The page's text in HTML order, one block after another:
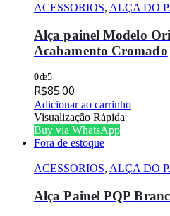
ACESSORIOS, ALÇA DO
Alça painel Modelo
Acabamento Cromado
0de 5
R$85.00
Adicionar ao carrinho
Visualização Rápida
Buy via WhatsApp
Fora de estoque
ACESSORIOS, ALÇA DO
Alça Painel PQP